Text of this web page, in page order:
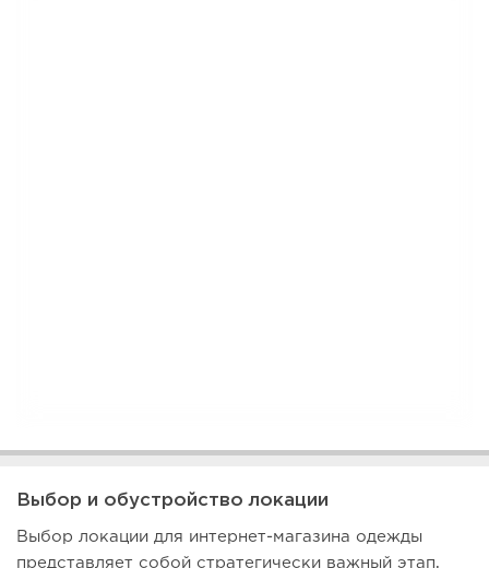
Выбор и обустройство локации
Выбор локации для интернет-магазина одежды
представляет собой стратегически важный этап,